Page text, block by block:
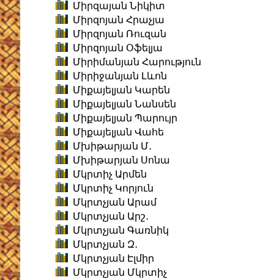
Միրզայան Նիկիտ
Միրզոյան Հրաչյա
Միրզոյան Ռուզան
Միրզոյան Օֆելյա
Միրիմանյան Հարություն
Միրիջանյան Լևոն
Միքայելյան Կարեն
Միքայելյան Նանսեն
Միքայելյան Պարույր
Միքայելյան Վահե
Մխիթարյան Մ․
Մխիթարյան Սոնա
Մկրտիչ Արմեն
Մկրտիչ Կորյուն
Մկրտչյան Արամ
Մկրտչյան Արշ․
Մկրտչյան Գառնիկ
Մկրտչյան Զ․
Մկրտչյան Էլմիր
Մկրտչյան Մկրտիչ